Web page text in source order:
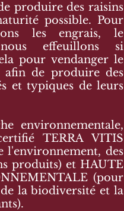
produire des raisins
possible. Pour
les engrais, le
effeuillons si
pour vendanger le
afin de produire des
et typiques de leurs
environnementale,
TERRA VITIS
l'environnement, des
produits) et HAUTE
(pour
la biodiversité et la